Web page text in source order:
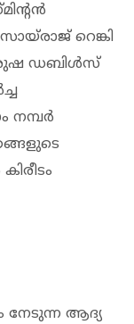
റെങ്കി
പുരുഷ ഡബിള്‍സ്
നമ്പര്‍
നേടുന്ന ആദ്യ